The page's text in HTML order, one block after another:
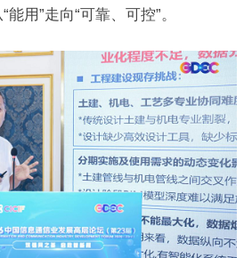
用”走向“可靠、可控”。